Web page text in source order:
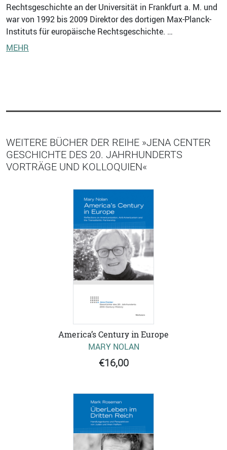
Rechtsgeschichte an der Universität in Frankfurt a. M. und
war von 1992 bis 2009 Direktor des dortigen Max-Planck-
Instituts für europäische Rechtsgeschichte. …
MEHR
WEITERE BÜCHER DER REIHE »JENA CENTER
GESCHICHTE DES 20. JAHRHUNDERTS
VORTRÄGE UND KOLLOQUIEN«
America’s Century in Europe
MARY NOLAN
€16,00